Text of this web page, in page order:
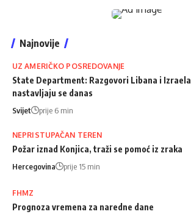
Najnovije
UZ AMERIČKO POSREDOVANJE
State Department: Razgovori Libana i Izraela
nastavljaju se danas
Svijet prije 6 min
NEPRISTUPAČAN TEREN
Požar iznad Konjica, traži se pomoć iz zraka
Hercegovina prije 15 min
FHMZ
Prognoza vremena za naredne dane